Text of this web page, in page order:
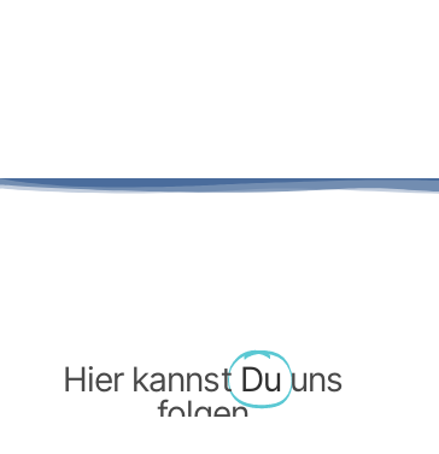
Hier kannst Du uns
folgen